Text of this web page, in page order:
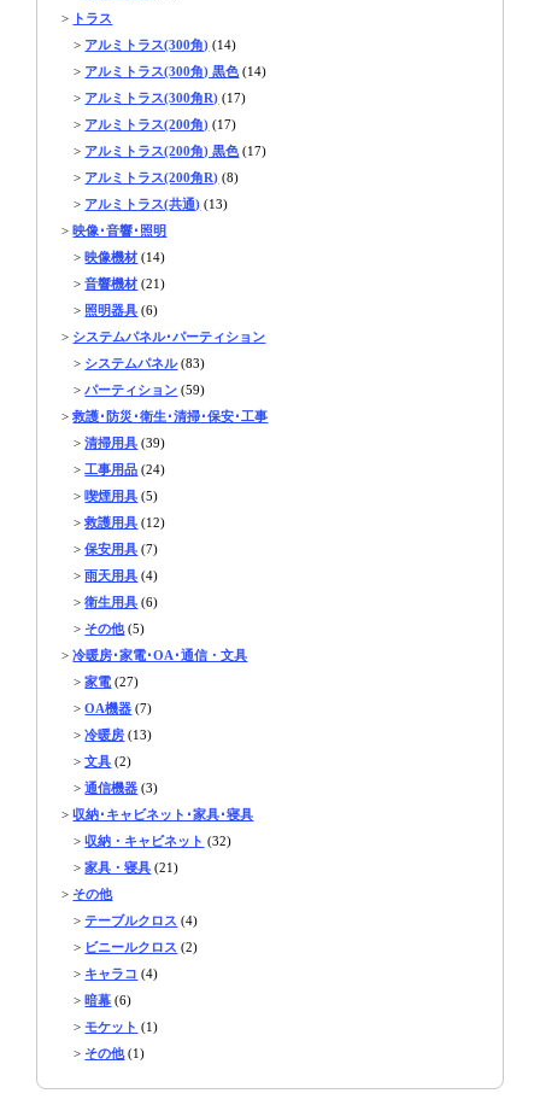
> トラス
> アルミトラス(300角) (14)
> アルミトラス(300角) 黒色 (14)
> アルミトラス(300角R) (17)
> アルミトラス(200角) (17)
> アルミトラス(200角) 黒色 (17)
> アルミトラス(200角R) (8)
> アルミトラス(共通) (13)
>映像･音響･照明
>映像機材 (14)
>音響機材 (21)
> 照明器具 (6)
> システムパネル･パーティション
> システムパネル(83)
>パーティション (59)
>救護･防災･衛生･清掃･保安･工事
>清掃用具 (39)
> 工事用品 (24)
>喫煙用具 (5)
>救護用具 (12)
>保安用具 (7)
>雨天用具 (4)
>衛生用具 (6)
> その他(5)
>冷暖房･家電･OA･通信・文具
>家電 (27)
>OA機器 (7)
>冷暖房 (13)
>文具 (2)
>通信機器 (3)
>収納･キャビネット･家具･寝具
>収納・キャビネット (32)
>家具・寝具 (21)
> その他
>テーブルクロス (4)
> ビニールクロス (2)
> キャラコ (4)
>暗幕 (6)
>モケット (1)
> その他(1)